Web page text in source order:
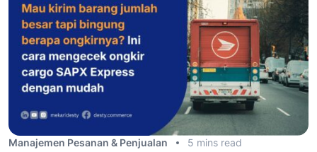
Manajemen Pesanan & Penjualan 5 mins read